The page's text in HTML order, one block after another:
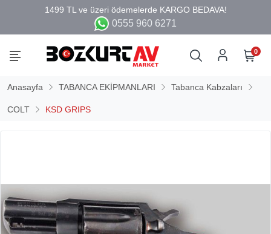
0555 960 6271
0
Anasayfa TABANCA EKİPMANLARI Tabanca Kabzaları
COLT KSD GRIPS